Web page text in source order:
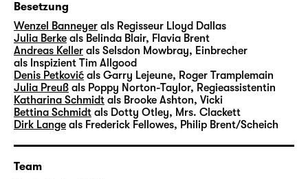
Der 1. Akt zeigt die Generalprobe von
„Nackte Tatsachen“, der 2. Akt dann eine
spätere Vorstellung — aber aus der
Perspektive hinter der Bühne. Der 3. Akt
dreht wiederum auf das Geschehen auf der
Bühne: Es ist die letzte Vorstellung zum
Tournee-Ende der „Nackten Tatsachen“ —
wenn von Lloyds Inszenierung, von den
Nerven der Beteiligten und vom Stück nur
Besetzung
Wenzel Banneyer als Regisseur Lloyd Dallas
Julia Berke als Belinda Blair, Flavia Brent
Andreas Keller als Selsdon Mowbray, Einbrecher
als Inspizient Tim Allgood
Denis Petković als Garry Lejeune, Roger Tramplemain
Julia Preuß als Poppy Norton-Taylor, Regieassistentin
Katharina Schmidt als Brooke Ashton, Vicki
Bettina Schmidt als Dotty Otley, Mrs. Clackett
Dirk Lange als Frederick Fellowes, Philip Brent/Scheich
Team